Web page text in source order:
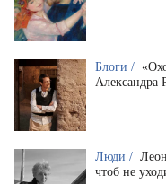
Блоги /
Александра
Люди /
чтоб не